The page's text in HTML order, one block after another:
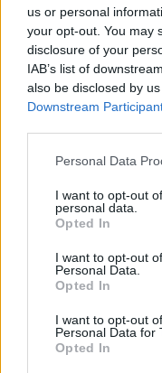
us or personal
your opt-out. You may
disclosure of your
IAB’s list of
also be disclosed by
Downstream
Personal Data
I want to opt-out
personal data.
Opted In
I want to opt-out
Personal Data.
Opted In
I want to opt-out
Personal Data for
Opted In